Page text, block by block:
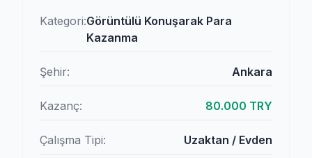
Kategori:Görüntülü Konuşarak Para
Kazanma
Şehir: Ankara
Kazanç: 80.000 TRY
Çalışma Tipi: Uzaktan / Evden